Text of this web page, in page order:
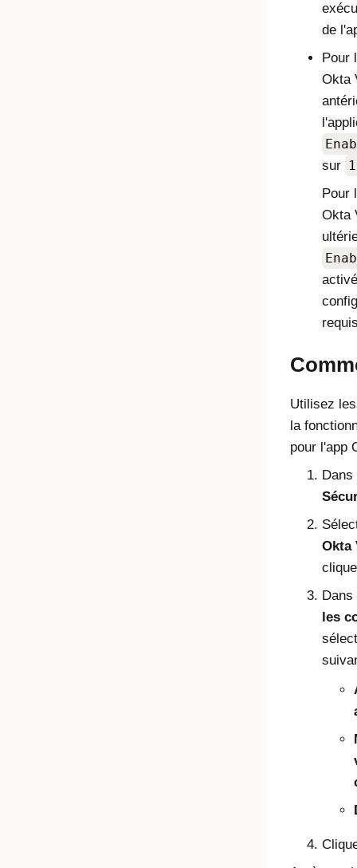
de
Pour
Okta
sur 1
Pour
Okta
Utilisez
la
pour l'app
Dans
Okta
les